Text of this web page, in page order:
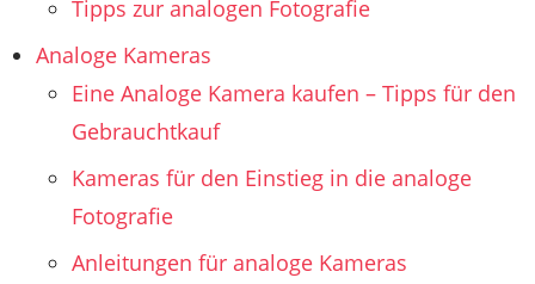
Tipps zur analogen Fotografie
Analoge Kameras
Eine Analoge Kamera kaufen – Tipps für den
Gebrauchtkauf
Kameras für den Einstieg in die analoge
Fotografie
Anleitungen für analoge Kameras